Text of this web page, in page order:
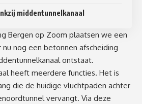
middentunnelkanaal
Bergen op Zoom plaatsen we een
nog een betonnen afscheiding
ontstaat.
heeft meerdere functies. Het is
die de huidige vluchtpaden achter
vervangt. Via deze